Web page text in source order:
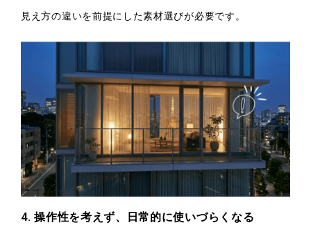
見え方の違いを前提にした素材選びが必要です。
4. 操作性を考えず、日常的に使いづらくなる